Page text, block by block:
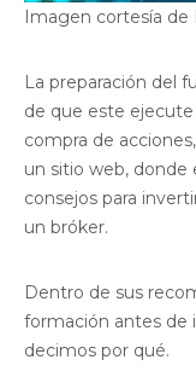
Imagen cortesía de
La preparación del
de que este
compra de acciones,
un sitio web,
consejos para
un bróker.
Dentro de sus
formación antes de
decimos por qué.